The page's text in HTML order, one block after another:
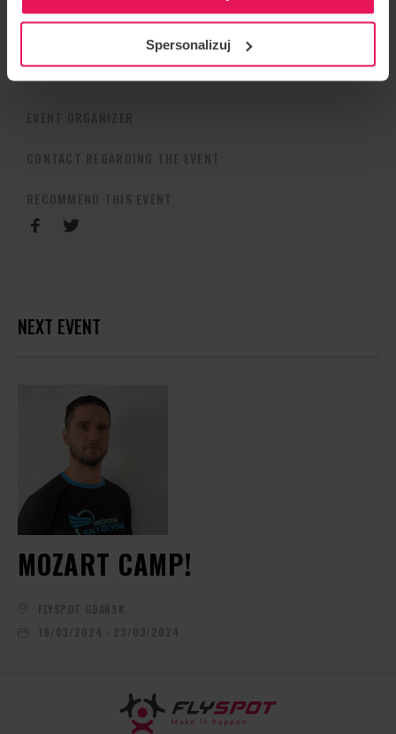
Spersonalizuj
NEXT EVENT
MOZART CAMP!
FLYSPOT GDAŃSK
19/03/2024 - 23/03/2024